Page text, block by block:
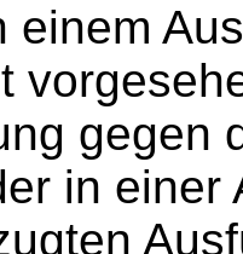
einem
gegen
in